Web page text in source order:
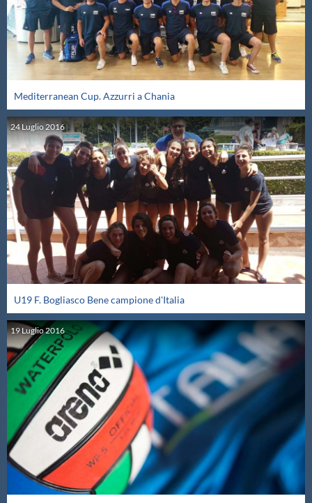
Protezione Civile
Qualità
Sostenibilità
Privacy
Cookie Policy
Archivio News
Flash News
Galleria fotografica
Videogallery
Intranet
Webmail
Contatti
Mediterranean Cup. Azzurri a Chania
24Luglio 2016
U19 F. Bogliasco Bene campione d'Italia
19Luglio2016